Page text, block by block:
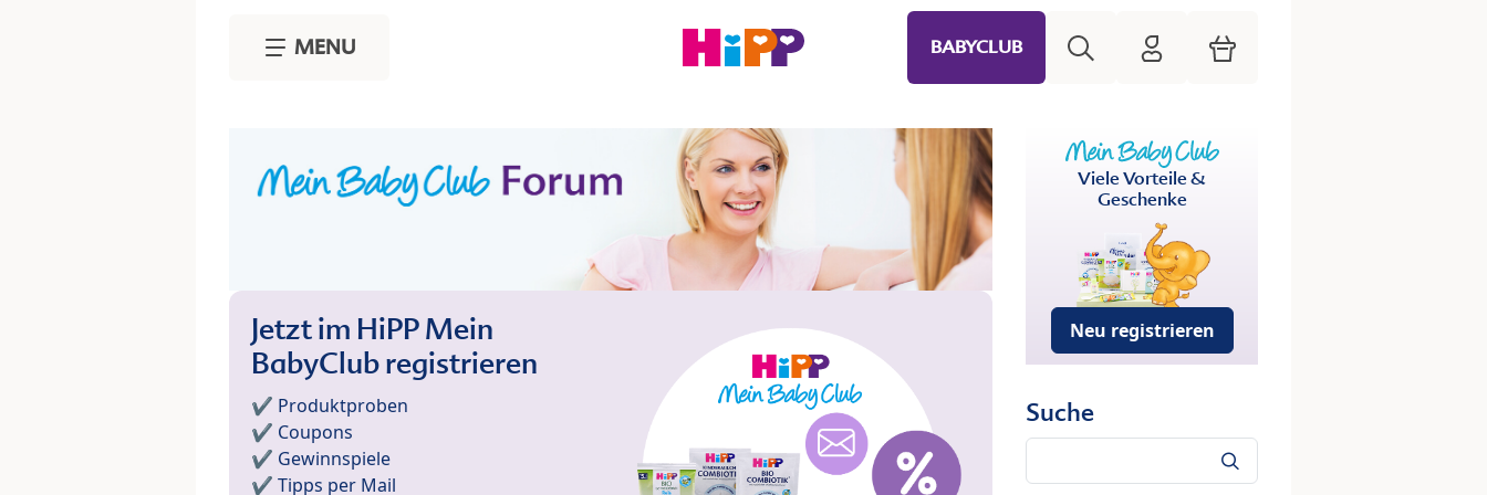
MENU BABYCLUB HiPP Mein Babyclub
Warenkorb
Jetzt im HiPP Mein
BabyClub registrieren
✔️ Produktproben
✔️ Coupons
✔️ Gewinnspiele
✔️ Tipps per Mail
Viele Vorteile &
Geschenke
Neu registrieren
Suche